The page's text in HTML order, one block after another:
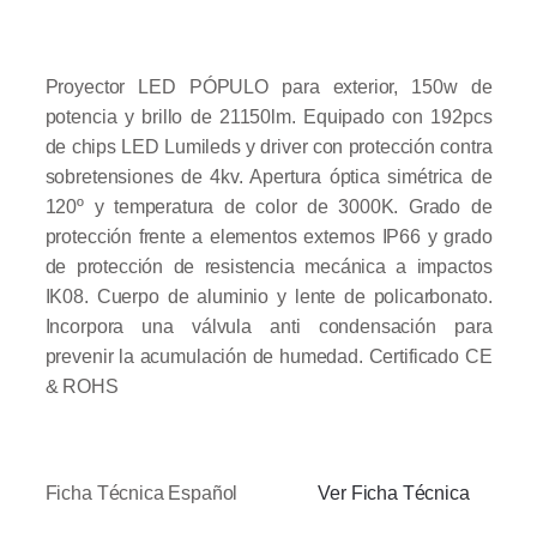
Proyector LED PÓPULO para exterior, 150w de
potencia y brillo de 21150lm. Equipado con 192pcs
de chips LED Lumileds y driver con protección contra
sobretensiones de 4kv. Apertura óptica simétrica de
120º y temperatura de color de 3000K. Grado de
protección frente a elementos externos IP66 y grado
de protección de resistencia mecánica a impactos
IK08. Cuerpo de aluminio y lente de policarbonato.
Incorpora una válvula anti condensación para
prevenir la acumulación de humedad. Certificado CE
& ROHS
Ficha Técnica Español Ver Ficha Técnica